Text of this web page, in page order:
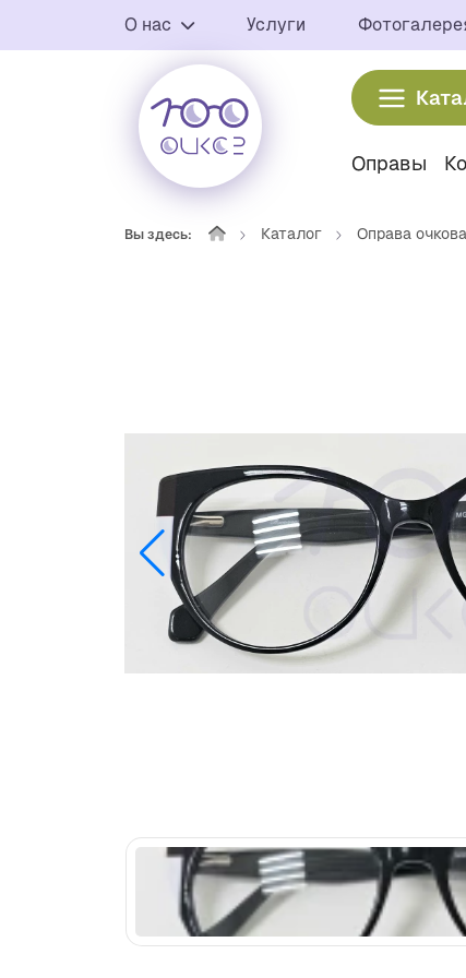
О нас Услуги
Оправы
Вы здесь: Каталог Оправа